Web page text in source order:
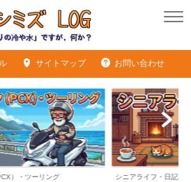
サイトマップ お問い合わせ
）・ツーリング シニアライフ・日記